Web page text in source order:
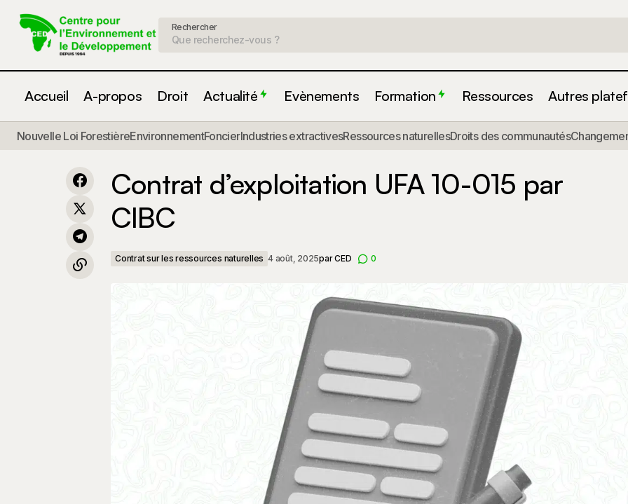
Rechercher
Accueil A-propos Droit Actualité Evènements Formation Ressources Autres
Contrat d'exploitation UFA 10-011 par
Contrat sur les ressources naturelles Contrat d’exploitation UFA 10-015
Nouvelle Loi ForestièreEnvironnementFoncierIndustries extractivesRessources naturellesDroits des communautés
Contrat d’exploitation UFA 10-015 par
CIBC
Contrat sur les ressources naturelles 4 août, 2025parCED 0